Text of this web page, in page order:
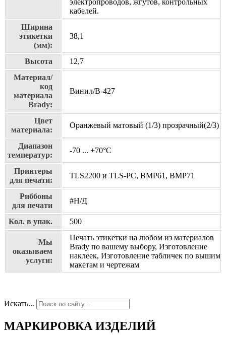
электропроводов, жгутов, контрольных
кабелей.
Ширина
этикетки
(мм):
38,1
Высота
12,7
Материал/
код
материала
Brady:
Винил/В-427
Цвет
материала:
Оранжевый матовый (1/3) прозрачный(2/3)
Диапазон
температур:
-70 ... +70°С
Принтеры
для печати:
TLS2200 и TLS-PC, BMP61, BMP71
Риббоны
для печати
#Н/Д
Кол. в упак. 500
Мы
оказываем
услуги:
Печать этикетки на любом из материалов
Brady по вашему выбору, Изготовление
наклеек, Изготовление табличек по вышим
макетам и чертежам
Искать...
МАРКИРОВКА ИЗДЕЛИЙ